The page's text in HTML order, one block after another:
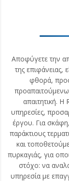
Αποφύγετε την
της επιφάνειας,
φθορά,
απαιτητική.
υπηρεσίες,
έργου. Για
παράκτιους
και
πυρκαγιάς, για
στόχο: να
υπηρεσία με